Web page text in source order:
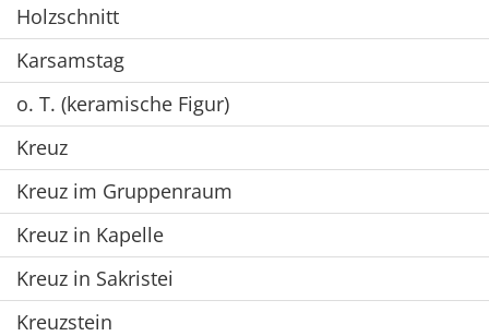
Holzschnitt
Karsamstag
o. T. (keramische Figur)
Kreuz
Kreuz im Gruppenraum
Kreuz in Kapelle
Kreuz in Sakristei
Kreuzstein